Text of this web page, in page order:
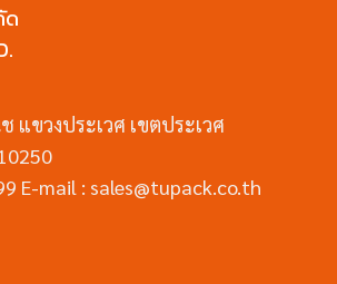
ด
ขวงประเวศ เขตประเวศ
E-mail : sales@tupack.co.th